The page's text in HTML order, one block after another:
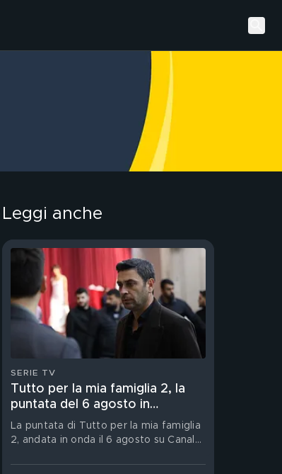
Leggi anche
SERIE TV
Tutto per la mia famiglia 2, la
puntata del 6 agosto in
streaming
La puntata di Tutto per la mia famiglia
2, andata in onda il 6 agosto su Canale